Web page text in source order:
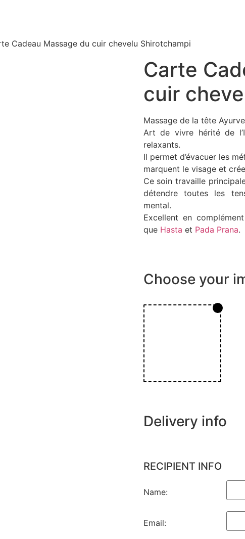
Cadeau Massage du cuir chevelu Shirotchampi
Carte
cuir
Massage de la tête
Art de vivre hérité de
relaxants.
Il permet d’évacuer les
marquent le visage et
Ce soin travaille
détendre toutes les
mental.
Excellent en
que Hasta et Pada Prana.
Choose your
Delivery info
RECIPIENT INFO
Name:
Email: